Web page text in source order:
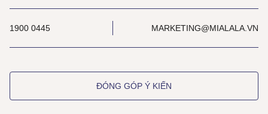
1900 0445 MARKETING@MIALALA.VN
ĐÓNG GÓP Ý KIẾN